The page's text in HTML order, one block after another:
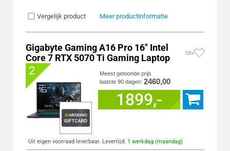
Vergelijk product Meer productinformatie
Gigabyte Gaming A16 Pro 16" Intel
Core 7 RTX 5070 Ti Gaming Laptop
58x
2
Meest getoonde prijs
laatste 90 dagen: 2460,00
1899,-
Uit eigen voorraad leverbaar. Levertijd: 1 werkdag (maandag)